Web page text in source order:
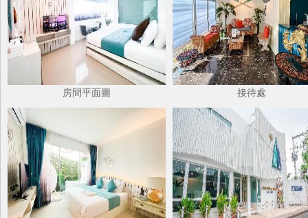
房間平面圖 接待處